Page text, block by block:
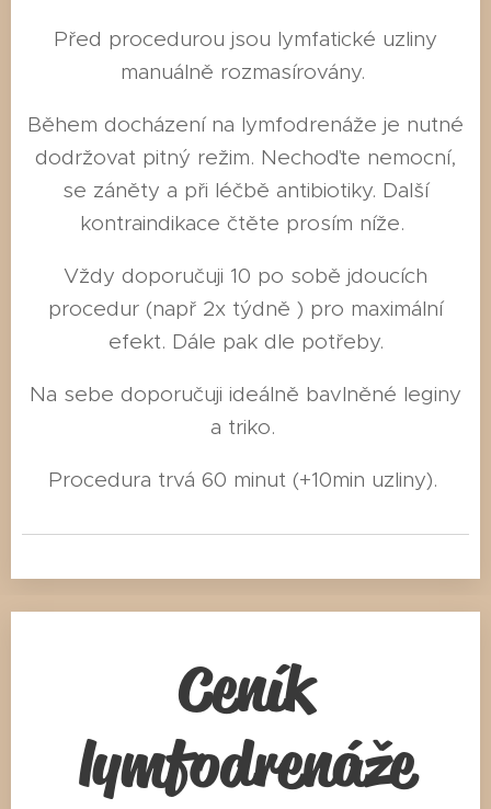
Před procedurou jsou lymfatické uzliny
manuálně rozmasírovány.
Během docházení na lymfodrenáže je nutné
dodržovat pitný režim. Nechoďte nemocní,
se záněty a při léčbě antibiotiky. Další
kontraindikace čtěte prosím níže.
Vždy doporučuji 10 po sobě jdoucích
procedur (např 2x týdně ) pro maximální
efekt. Dále pak dle potřeby.
Na sebe doporučuji ideálně bavlněné leginy
a triko.
Procedura trvá 60 minut (+10min uzliny).
Ceník
lymfodrenáže